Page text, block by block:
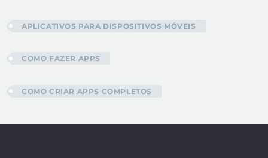
APLICATIVOS PARA DISPOSITIVOS MÓVEIS
COMO FAZER APPS
COMO CRIAR APPS COMPLETOS